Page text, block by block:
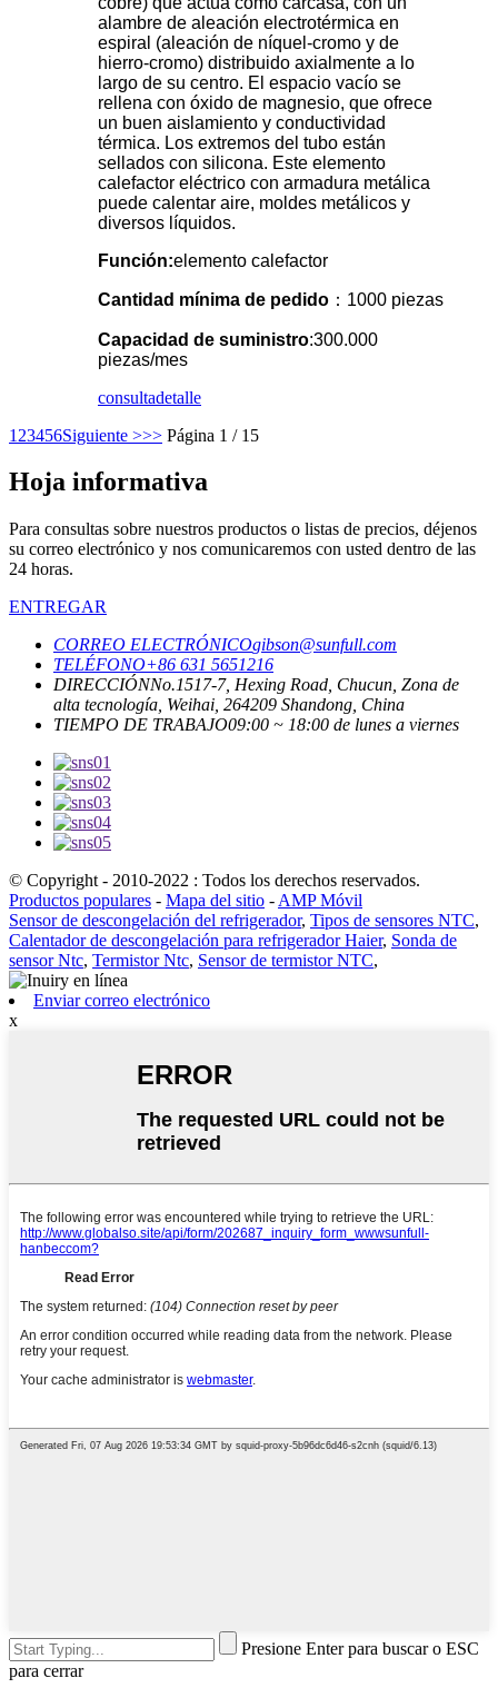
alambre de aleación electrotérmica en
espiral (aleación de níquel-cromo y de
hierro-cromo) distribuido axialmente a lo
largo de su centro. El espacio vacío se
rellena con óxido de magnesio, que ofrece
un buen aislamiento y conductividad
térmica. Los extremos del tubo están
sellados con silicona. Este elemento
calefactor eléctrico con armadura metálica
puede calentar aire, moldes metálicos y
diversos líquidos.
Función:elemento calefactor
Cantidad mínima de pedido ：1000 piezas
Capacidad de suministro:300.000
piezas/mes
consultadetalle
1 23456Siguiente >>> Página 1 / 15
Hoja informativa
Para consultas sobre nuestros productos o listas de precios, déjenos
su correo electrónico y nos comunicaremos con usted dentro de las
24 horas.
ENTREGAR
CORREO ELECTRÓNICOgibson@sunfull.com
TELÉFONO+86 631 5651216
DIRECCIÓNNo.1517-7, Hexing Road, Chucun, Zona de
alta tecnología, Weihai, 264209 Shandong, China
TIEMPO DE TRABAJO09:00 ~ 18:00 de lunes a viernes
© Copyright - 2010-2022 : Todos los derechos reservados.
Productos populares - Mapa del sitio - AMP Móvil
Sensor de descongelación del refrigerador, Tipos de sensores NTC,
Calentador de descongelación para refrigerador Haier, Sonda de
sensor Ntc, Termistor Ntc, Sensor de termistor NTC,
Enviar correo electrónico
x
Presione Enter para buscar o ESC
para cerrar